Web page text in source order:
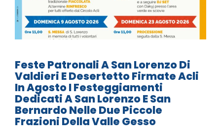
Feste Patronali A San Lorenzo Di
Valdieri E Desertetto Firmate Acli
In Agosto I Festeggiamenti
Dedicati A San Lorenzo E San
Bernardo Nelle Due Piccole
Frazioni Della Valle Gesso